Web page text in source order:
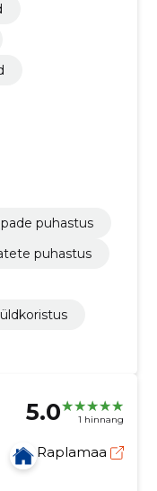
puhastus
puhastus
üldkoristus
5.0 1 hinnang
Raplamaa